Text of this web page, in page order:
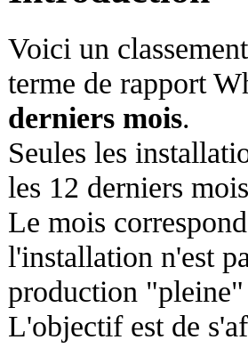
Voici un
terme de rapport
derniers mois.
Seules les
les 12 derniers
Le mois
l'installation n'est
production "pleine"
L'objectif est de